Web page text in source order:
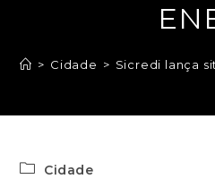
> Cidade > Sicredi lança
Cidade